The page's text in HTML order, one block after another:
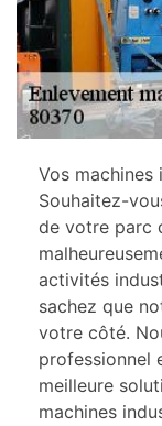
Vos machines
Souhaitez-
de votre parc
activités
sachez que
votre côté.
professionnel
meilleure
machines